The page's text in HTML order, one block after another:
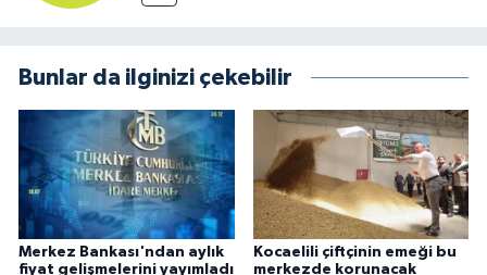
Bunlar da ilginizi çekebilir
Merkez Bankası'ndan aylık
fiyat gelişmelerini yayımladı
Kocaelili çiftçinin emeği bu
merkezde korunacak